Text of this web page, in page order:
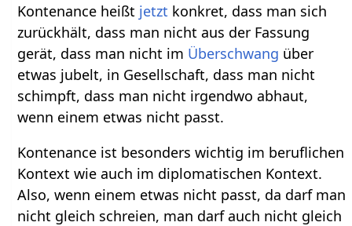
Kontenance heißt jetzt konkret, dass man sich
zurückhält, dass man nicht aus der Fassung
gerät, dass man nicht im Überschwang über
etwas jubelt, in Gesellschaft, dass man nicht
schimpft, dass man nicht irgendwo abhaut,
wenn einem etwas nicht passt.
Kontenance ist besonders wichtig im beruflichen
Kontext wie auch im diplomatischen Kontext.
Also, wenn einem etwas nicht passt, da darf man
nicht gleich schreien, man darf auch nicht gleich